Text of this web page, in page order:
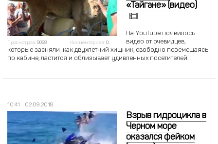
Просмотров: 9058 Комментариев: 0
«Тайгане» (видео)
На YouTube появилось
видео от очевидцев,
которые засняли как двухлетний хищник, свободно перемещаясь
по кабине, ластится и облизывает удивленных посетителей.
10:41 02.09.2018
Взрыв гидроцикла в
Черном море
оказался фейком